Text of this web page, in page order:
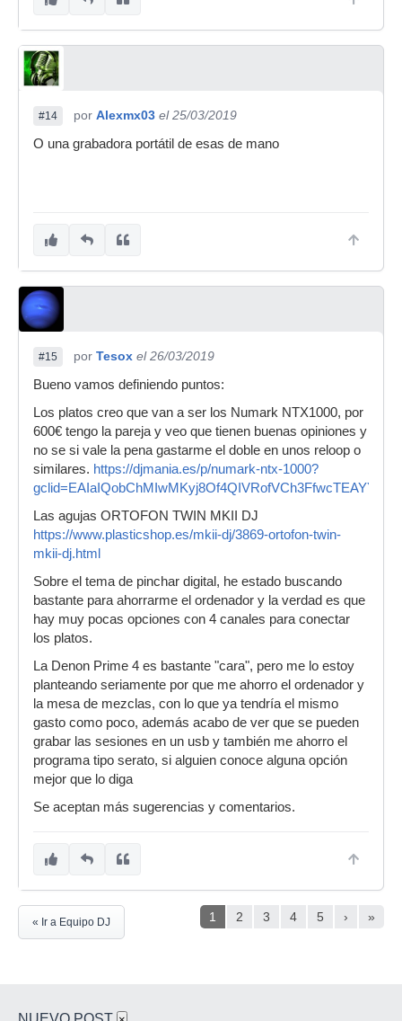
#14 por Alexmx03 el 25/03/2019
O una grabadora portátil de esas de mano
#15 por Tesox el 26/03/2019
Bueno vamos definiendo puntos:
Los platos creo que van a ser los Numark NTX1000, por
600€ tengo la pareja y veo que tienen buenas opiniones y
no se si vale la pena gastarme el doble en unos reloop o
similares. https://djmania.es/p/numark-ntx-1000?
Las agujas ORTOFON TWIN MKII DJ
https://www.plasticshop.es/mkii-dj/3869-ortofon-twin-
mkii-dj.html
Sobre el tema de pinchar digital, he estado buscando
bastante para ahorrarme el ordenador y la verdad es que
hay muy pocas opciones con 4 canales para conectar
los platos.
La Denon Prime 4 es bastante "cara", pero me lo estoy
planteando seriamente por que me ahorro el ordenador y
la mesa de mezclas, con lo que ya tendría el mismo
gasto como poco, además acabo de ver que se pueden
grabar las sesiones en un usb y también me ahorro el
programa tipo serato, si alguien conoce alguna opción
mejor que lo diga
Se aceptan más sugerencias y comentarios.
1 2 3 4 5 › »
« Ir a Equipo DJ